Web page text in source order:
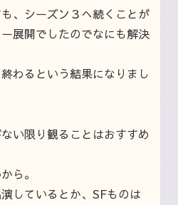
、シーズン３へ続くことが
展開でしたのでなにも解決
わるという結果になりまし
い限り観ることはおすすめ
ら。
しているとか、SFものは